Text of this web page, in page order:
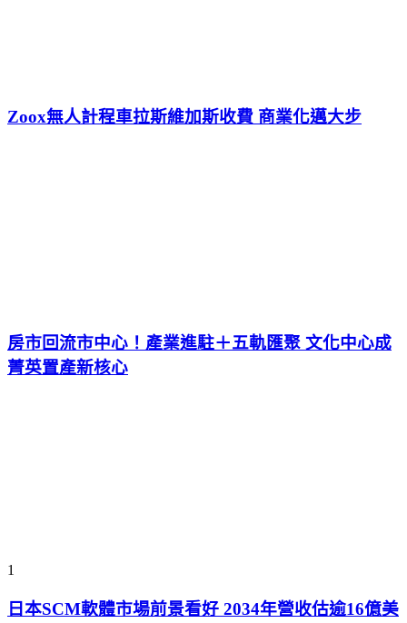
Zoox無人計程車拉斯維加斯收費 商業化邁大步
房市回流市中心！產業進駐＋五軌匯聚 文化中心成
菁英置產新核心
1
日本SCM軟體市場前景看好 2034年營收估逾16億美